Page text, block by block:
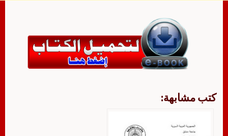
كتب مشابهة: